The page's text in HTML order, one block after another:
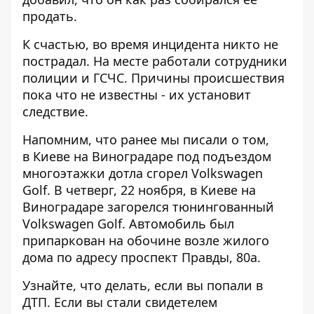
продать.
К счастью, во время инцидента никто не
пострадал. На месте работали сотрудники
полиции и ГСЧС. Причины происшествия
пока что не известны - их установит
следствие.
Напомним, что ранее мы писали о том,
в Киеве на Виноградаре под подъездом
многоэтажки дотла сгорел Volkswagen
Golf. В четверг, 22 ноября, в Киеве на
Виноградаре загорелся тюнингованный
Volkswagen Golf. Автомобиль был
припаркован на обочине возле жилого
дома по адресу проспект Правды, 80а.
Узнайте, что делать, если вы попали в
ДТП. Если вы стали свидетелем